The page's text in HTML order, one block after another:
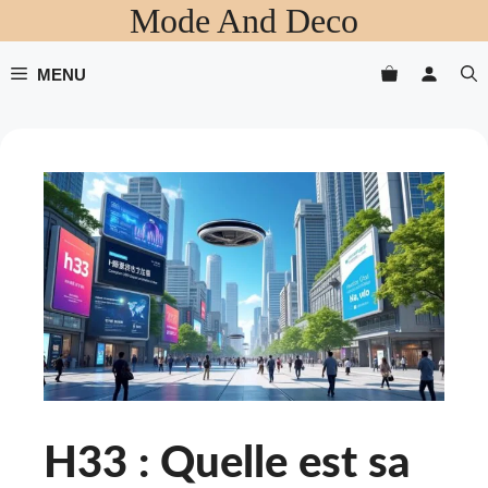
au
contenu
Mode And Deco
MENU
H33 : Quelle est sa